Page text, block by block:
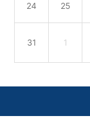
24 25
31 1